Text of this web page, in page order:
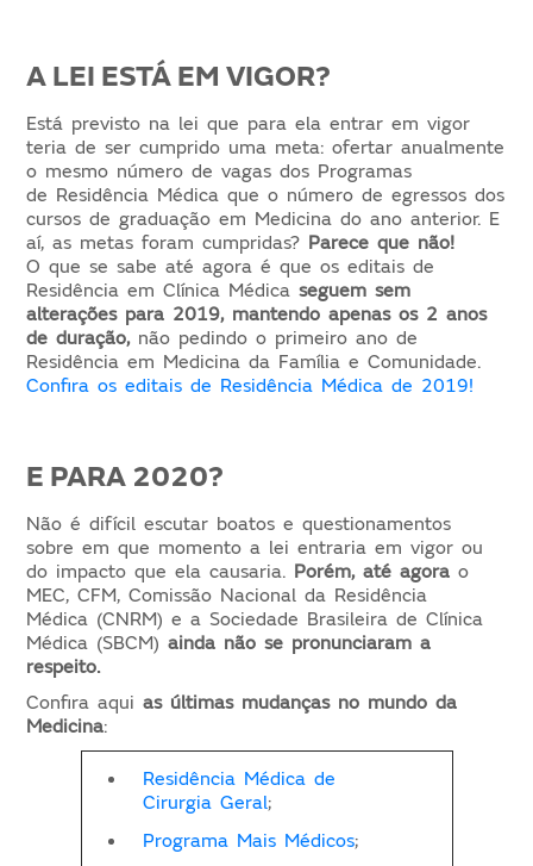
A LEI ESTÁ EM VIGOR?
Está previsto na lei que para ela entrar em vigor
teria de ser cumprido uma meta: ofertar anualmente
o mesmo número de vagas dos Programas
de Residência Médica que o número de egressos dos
cursos de graduação em Medicina do ano anterior. E
aí, as metas foram cumpridas? Parece que não!
O que se sabe até agora é que os editais de
Residência em Clínica Médica seguem sem
alterações para 2019, mantendo apenas os 2 anos
de duração,não pedindo o primeiro ano de
Residência em Medicina da Família e Comunidade.
Confira os editais de Residência Médica de 2019!
E PARA 2020?
Não é difícil escutar boatos e questionamentos
sobre em que momento a lei entraria em vigor ou
do impacto que ela causaria. Porém, até agorao
MEC, CFM, Comissão Nacional da Residência
Médica (CNRM) e a Sociedade Brasileira de Clínica
Médica (SBCM)ainda não se pronunciaram a
respeito.
Confira aquias últimas mudanças no mundo da
Medicina:
Residência Médica de
Cirurgia Geral;
Programa Mais Médicos;